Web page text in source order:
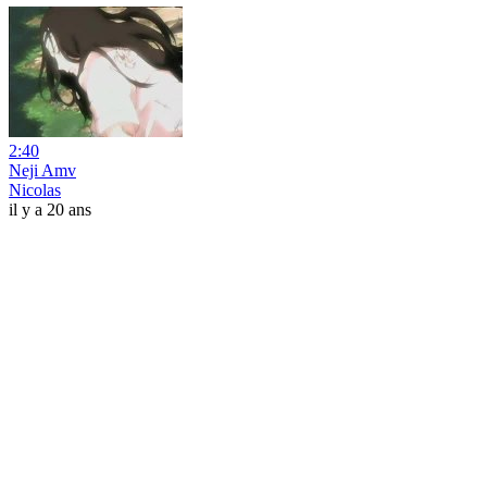
2:40
Neji Amv
Nicolas
il y a 20 ans